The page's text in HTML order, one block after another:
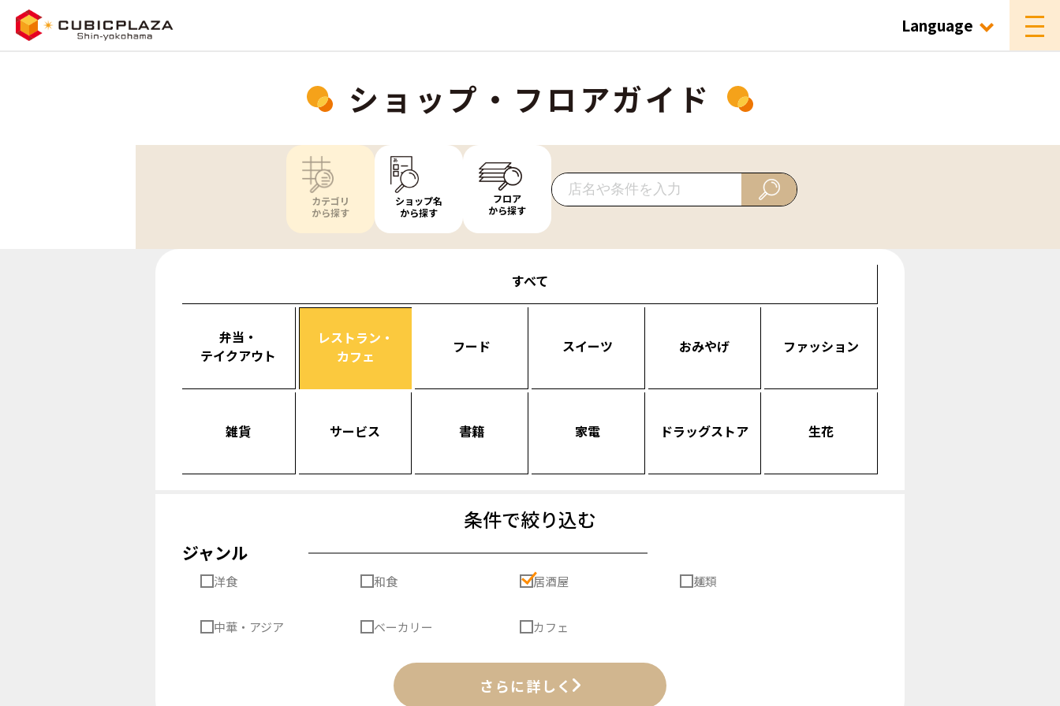
Language
ショップ・フロアガイド
カテゴリ
から探す
ショップ名
から探す
フロア
から探す
すべて
弁当・
テイクアウト
レストラン・
カフェ
フード スイーツ おみやげ ファッション
雑貨 サービス 書籍 家電 ドラッグストア 生花
条件で絞り込む
ジャンル
洋食 和食 居酒屋 麺類
中華・アジア ベーカリー カフェ
さらに詳しく